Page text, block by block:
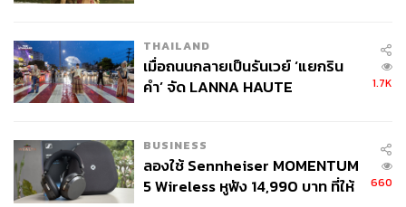
THAILAND
เมื่อถนนกลายเป็นรันเวย์ ‘แยกริน
คำ’ จัด LANNA HAUTE
1.7K
BUSINESS
ลองใช้ Sennheiser MOMENTUM
5 Wireless หูฟัง 14,990 บาท ที่ให้
660